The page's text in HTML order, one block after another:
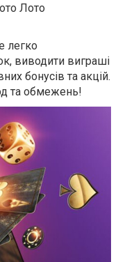
Лото
легко
виводити виграші
бонусів та акцій.
та обмежень!